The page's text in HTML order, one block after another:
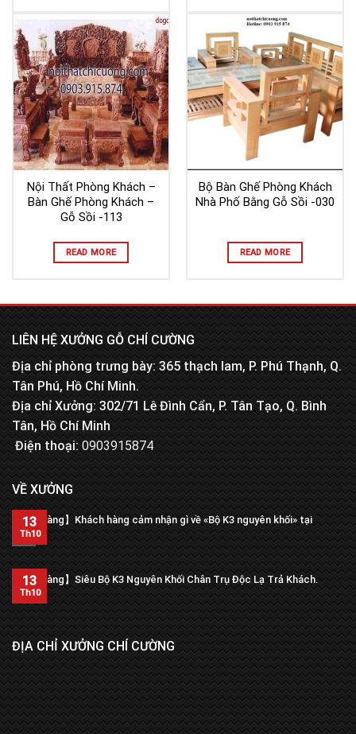
Nội Thất Phòng Khách –
Bàn Ghế Phòng Khách –
Gỗ Sồi -113
READ MORE
Bộ Bàn Ghế Phòng Khách
Nhà Phố Bằng Gỗ Sồi -030
READ MORE
LIÊN HỆ XƯỞNG GỖ CHÍ CƯỜNG
Địa chỉ phòng trưng bày: 365 thạch lam, P. Phú Thạnh, Q.
Tân Phú, Hồ Chí Minh.
Địa chỉ Xưởng: 302/71 Lê Đình Cẩn, P. Tân Tạo, Q. Bình
Tân, Hồ Chí Minh
Điện thoại:0903915874
VỀ XƯỞNG
【Trả hàng】Khách hàng cảm nhận gì về «Bộ K3 nguyên khối» tại
xưởng?
13
Th10
【Trả hàng】Siêu Bộ K3 Nguyên Khối Chân Trụ Độc Lạ Trả Khách.
13
Th10
ĐỊA CHỈ XƯỞNG CHÍ CƯỜNG